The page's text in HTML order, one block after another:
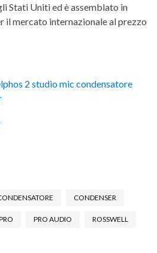
Stati Uniti ed è assemblato in
il mercato internazionale al prezzo
CONDENSER
PRO AUDIO ROSSWELL